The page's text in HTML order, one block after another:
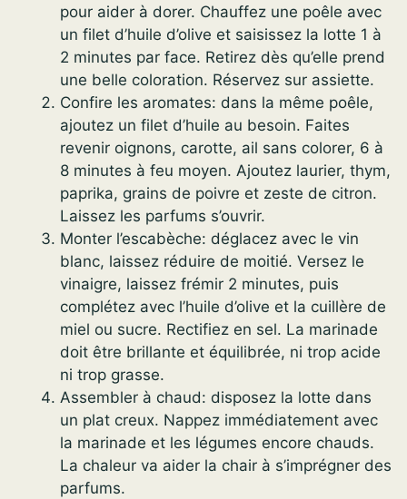
pour aider à dorer. Chauffez une poêle avec
un filet d’huile d’olive et saisissez la lotte 1 à
2 minutes par face. Retirez dès qu’elle prend
une belle coloration. Réservez sur assiette.
Confire les aromates: dans la même poêle,
ajoutez un filet d’huile au besoin. Faites
revenir oignons, carotte, ail sans colorer, 6 à
8 minutes à feu moyen. Ajoutez laurier, thym,
paprika, grains de poivre et zeste de citron.
Laissez les parfums s’ouvrir.
Monter l’escabèche: déglacez avec le vin
blanc, laissez réduire de moitié. Versez le
vinaigre, laissez frémir 2 minutes, puis
complétez avec l’huile d’olive et la cuillère de
miel ou sucre. Rectifiez en sel. La marinade
doit être brillante et équilibrée, ni trop acide
ni trop grasse.
Assembler à chaud: disposez la lotte dans
un plat creux. Nappez immédiatement avec
la marinade et les légumes encore chauds.
La chaleur va aider la chair à s’imprégner des
parfums.